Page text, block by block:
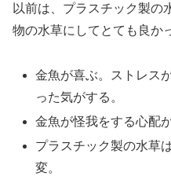
以前は、プラスチック製の
物の水草にしてとても良か
金魚が喜ぶ。ストレス
った気がする。
金魚が怪我をする心配
プラスチック製の水草
変。